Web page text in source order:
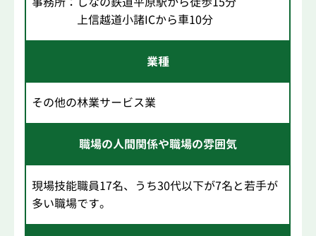
上信越道小諸ICから車10分
業種
その他の林業サービス業
職場の人間関係や職場の雰囲気
現場技能職員17名、うち30代以下が7名と若手が
多い職場です。